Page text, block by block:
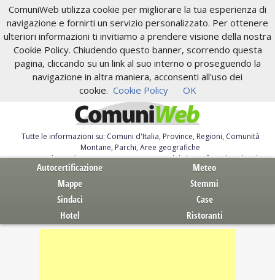
ComuniWeb utilizza cookie per migliorare la tua esperienza di
navigazione e fornirti un servizio personalizzato. Per ottenere
ulteriori informazioni ti invitiamo a prendere visione della nostra
Cookie Policy. Chiudendo questo banner, scorrendo questa
pagina, cliccando su un link al suo interno o proseguendo la
navigazione in altra maniera, acconsenti all'uso dei
cookie. Cookie Policy OK
Tutte le informazioni su: Comuni d'Italia, Province, Regioni, Comunità
Montane, Parchi, Aree geografiche
Servizi al Cittadino. Autocertificazione, moduli, leggi, free download
Autocertificazione
Meteo
Mappe
Stemmi
Sindaci
Case
Hotel
Ristoranti